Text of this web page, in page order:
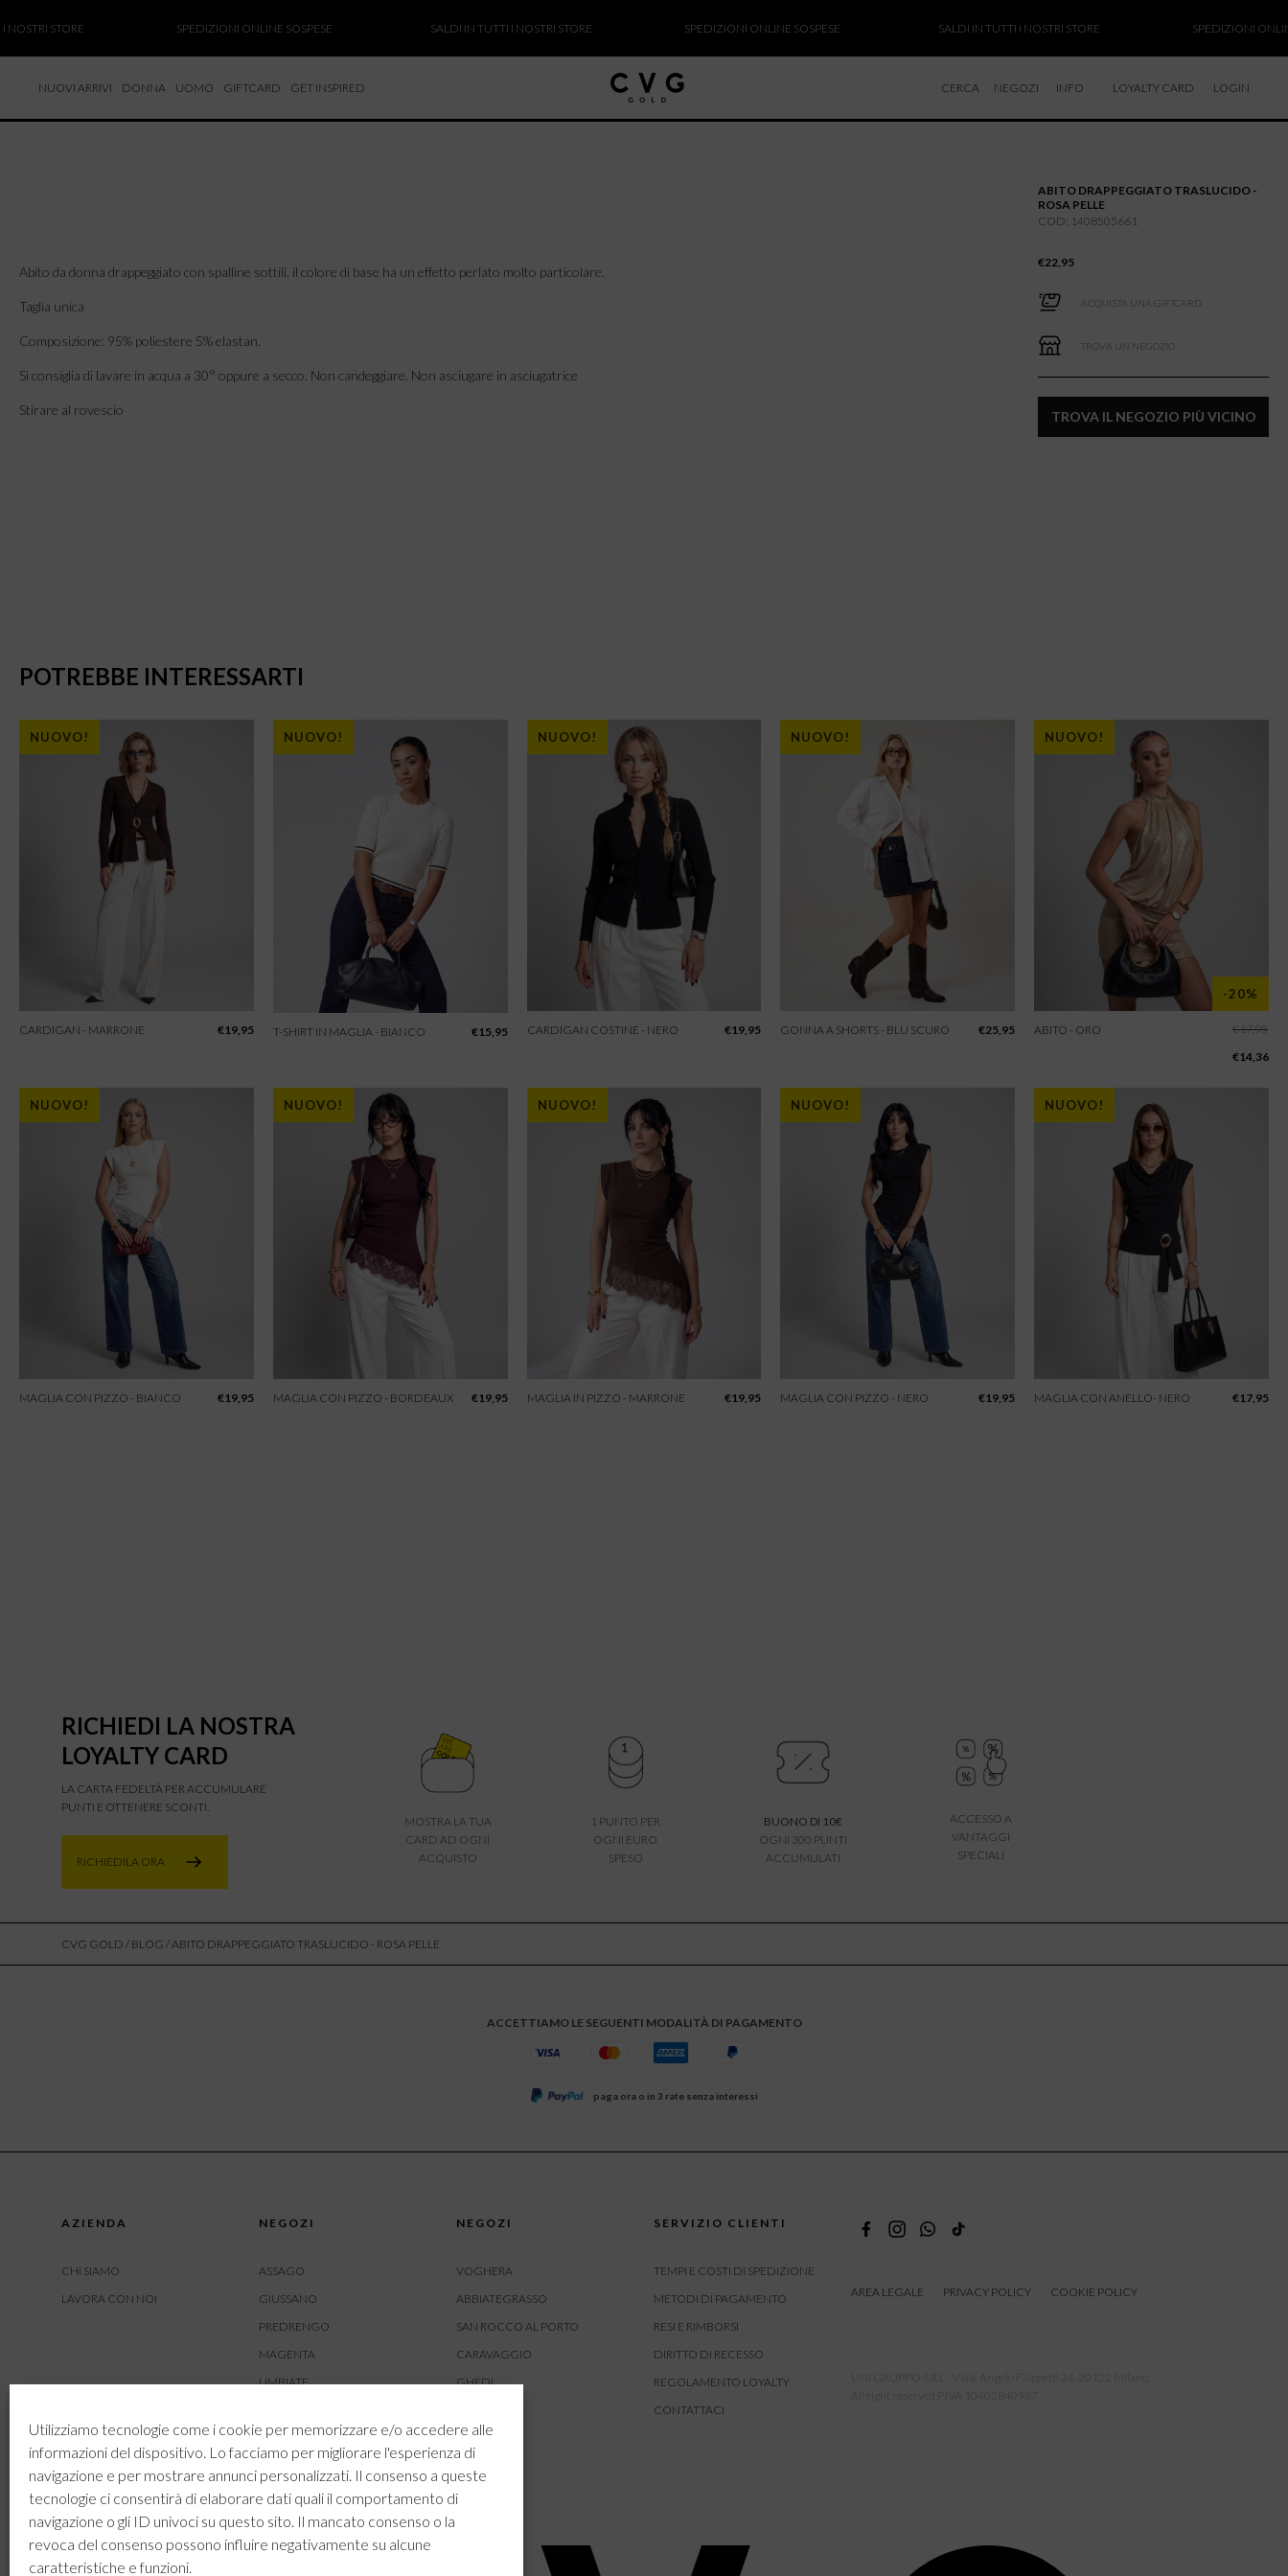
Utilizziamo tecnologie come i cookie per memorizzare e/o accedere alle
informazioni del dispositivo. Lo facciamo per migliorare l'esperienza di
navigazione e per mostrare annunci personalizzati. Il consenso a queste
tecnologie ci consentirà di elaborare dati quali il comportamento di
navigazione o gli ID univoci su questo sito. Il mancato consenso o la
revoca del consenso possono influire negativamente su alcune
caratteristiche e funzioni.
STORE SPEDIZIONI ONLINE SOSPESE SALDI IN TUTTI I NOSTRI STORE SPEDIZIONI ONLINE SOSPESE SALDI IN TUTTI I NOSTRI STORE SPEDIZIONI ONLINE
NUOVI ARRIVI DONNA UOMO GIFTCARD GET INSPIRED CERCA NEGOZI INFO
RESI E RIMBORSI
LOYALTY CARD LOGIN
ARRIVI
Abito da donna drappeggiato con spalline sottili. il colore di base ha un effetto perlato molto particolare.
Taglia unica
Composizione: 95% poliestere 5% elastan.
Si consiglia di lavare in acqua a 30° oppure a secco. Non candeggiare. Non asciugare in asciugatrice
Stirare al rovescio
ABITO DRAPPEGGIATO TRASLUCIDO -
ROSA PELLE
COD: 1408505661
€22,95
ACQUISTA UNA GIFTCARD
TROVA UN NEGOZIO
TROVA IL NEGOZIO PIÙ VICINO
POTREBBE INTERESSARTI
NUOVO!
CARDIGAN - MARRONE €19,95
NUOVO!
T-SHIRT IN MAGLIA - BIANCO €15,95
NUOVO!
CARDIGAN COSTINE - NERO €19,95
NUOVO!
GONNA A SHORTS - BLU SCURO €25,95
NUOVO!
-20%
ABITO - ORO €17,95
€14,36
NUOVO!
MAGLIA CON PIZZO - BIANCO €19,95
NUOVO!
MAGLIA CON PIZZO - BORDEAUX €19,95
NUOVO!
MAGLIA IN PIZZO - MARRONE €19,95
NUOVO!
MAGLIA CON PIZZO - NERO €19,95
NUOVO!
MAGLIA CON ANELLO- NERO €17,95
RICHIEDI LA NOSTRA
LOYALTY CARD
LA CARTA FEDELTÀ PER ACCUMULARE
PUNTI E OTTENERE SCONTI.
RICHIEDILA ORA
MOSTRA LA TUA
CARD AD OGNI
ACQUISTO
1 PUNTO PER
OGNI EURO
SPESO
BUONO DI 10€
OGNI 300 PUNTI
ACCUMULATI
ACCESSO A
VANTAGGI
SPECIALI
CVG GOLD / BLOG / ABITO DRAPPEGGIATO TRASLUCIDO - ROSA PELLE
ACCETTIAMO LE SEGUENTI MODALITÀ DI PAGAMENTO
paga ora o in 3 rate senza interessi
AZIENDA
CHI SIAMO
LAVORA CON NOI
NEGOZI
ASSAGO
GIUSSANO
PREDRENGO
MAGENTA
LIMBIATE
BUSNAGO
NEGOZI
VOGHERA
ABBIATEGRASSO
SAN ROCCO AL PORTO
CARAVAGGIO
GHEDI
CREMONA
SERVIZIO CLIENTI
TEMPI E COSTI DI SPEDIZIONE
METODI DI PAGAMENTO
RESI E RIMBORSI
DIRITTO DI RECESSO
REGOLAMENTO LOYALTY
CONTATTACI
AREA LEGALE PRIVACY POLICY COOKIE POLICY